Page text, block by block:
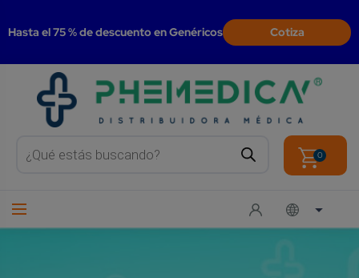
Hasta el 75 % de descuento en Genéricos Cotiza
search 0